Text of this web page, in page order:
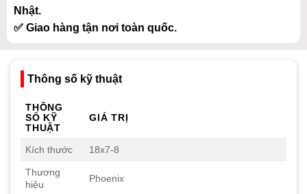
Nhật.
✅ Giao hàng tận nơi toàn quốc.
Thông số kỹ thuật
THÔNG
SỐ KỸ
THUẬT
GIÁ TRỊ
Kích thước 18x7-8
Thương
hiệu
Phoenix